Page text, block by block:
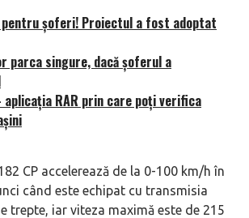
pentru șoferi! Proiectul a fost adoptat
parca singure, dacă șoferul a
RAR prin care poți verifica
CP accelerează de la 0-100 km/h în
când este echipat cu transmisia
trepte, iar viteza maximă este de 215